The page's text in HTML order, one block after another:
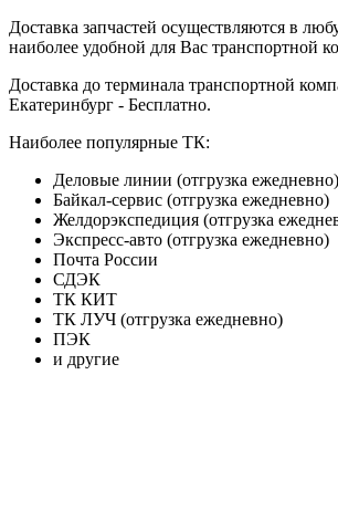
Доставка запчастей осуществляются в
наиболее удобной для Вас транспортной
Доставка до терминала транспортной
Екатеринбург - Бесплатно.
Наиболее популярные ТК:
Деловые линии (отгрузка ежедневно)
Байкал-сервис (отгрузка ежедневно)
Желдорэкспедиция (отгрузка
Экспресс-авто (отгрузка ежедневно)
Почта России
СДЭК
ТК КИТ
ТК ЛУЧ (отгрузка ежедневно)
ПЭК
и другие